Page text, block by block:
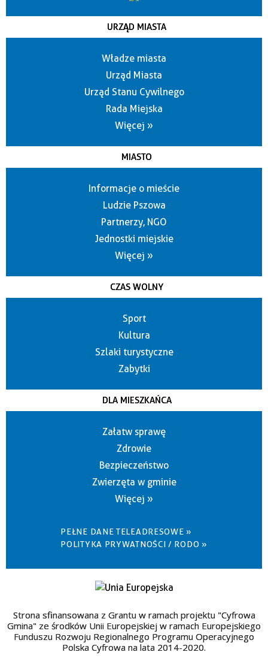
URZĄD MIASTA
Władze miasta
Urząd Miasta
Urząd Stanu Cywilnego
Rada Miejska
Więcej »
MIASTO
Informacje o mieście
Ludzie Pszowa
Partnerzy, NGO
Jednostki miejskie
Więcej »
CZAS WOLNY
Sport
Kultura
Szlaki turystyczne
Zabytki
DLA MIESZKAŃCA
Załatw sprawę
Zdrowie
Bezpieczeństwo
Zwierzęta w gminie
Więcej »
PEŁNE DANE TELEADRESOWE »
POLITYKA PRYWATNOŚCI / RODO »
Strona sfinansowana z Grantu w ramach projektu "Cyfrowa
Gmina" ze środków Unii Europejskiej w ramach Europejskiego
Funduszu Rozwoju Regionalnego Programu Operacyjnego
Polska Cyfrowa na lata 2014-2020.